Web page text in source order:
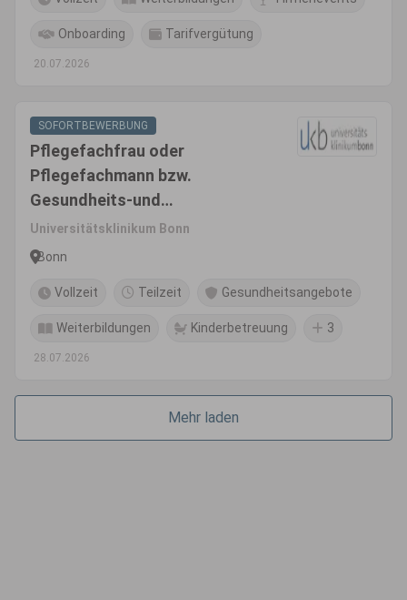
Onboarding Tarifvergütung
20.07.2026
SOFORTBEWERBUNG
Pflegefachfrau oder
Pflegefachmann bzw.
Gesundheits-und
Krankenpfleger*In (m/w/d)
Universitätsklinikum Bonn
Bonn
Vollzeit Teilzeit Gesundheitsangebote
Weiterbildungen Kinderbetreuung 3
28.07.2026
Mehr laden